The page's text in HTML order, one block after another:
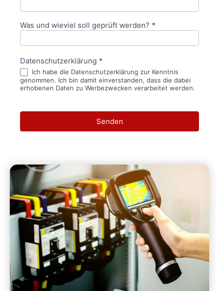
Was und wieviel soll geprüft werden? *
Datenschutzerklärung *
Ich habe die Datenschutzerklärung zur Kenntnis
genommen. Ich bin damit einverstanden, dass die dabei
erhobenen Daten zu Werbezwecken verarbeitet werden.
Senden